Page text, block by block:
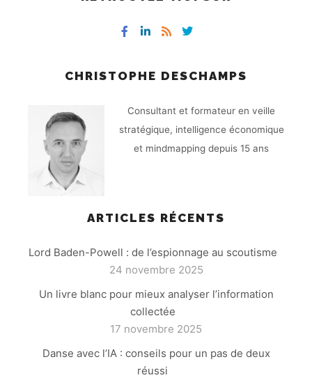
CHRISTOPHE DESCHAMPS
Consultant et formateur en veille
stratégique, intelligence économique
et mindmapping depuis 15 ans
ARTICLES RÉCENTS
Lord Baden-Powell : de l’espionnage au scoutisme
24 novembre 2025
Un livre blanc pour mieux analyser l’information
collectée
17 novembre 2025
Danse avec l’IA : conseils pour un pas de deux
réussi